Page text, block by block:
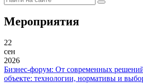
Мероприятия
22
сен
2026
Бизнес-форум: От современных решений
объекте: технологии, нормативы и